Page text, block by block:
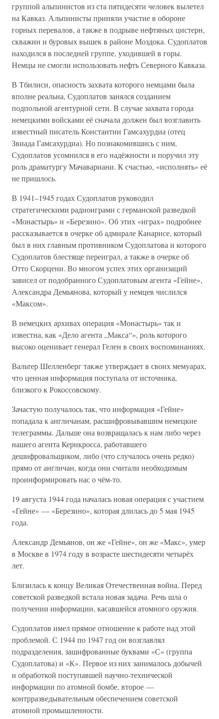
группой альпинистов из ста пятидесяти человек вылетел
на Кавказ. Альпинисты приняли участие в обороне
горных перевалов, а также в подрыве нефтяных цистерн,
скважин и буровых вышек в районе Моздока. Судоплатов
находился в последней группе, уходившей в горы.
Немцы не смогли использовать нефть Северного Кавказа.
В Тбилиси, опасность захвата которого немцами была
вполне реальна, Судоплатов занялся созданием
подпольной агентурной сети. В случае захвата города
немецкими войсками её сначала должен был возглавить
известный писатель Константин Гамсахурдиа (отец
Звиада Гамсахурдиа). Но познакомившись с ним,
Судоплатов усомнился в его надёжности и поручил эту
роль драматургу Мачавариани. К счастью, «исполнять» её
не пришлось.
В 1941–1945 годах Судоплатов руководил
стратегическими радиоиграми с германской разведкой
«Монастырь» и «Березино». Об этих «играх» подробнее
рассказывается в очерке об адмирале Канарисе, который
был в них главным противником Судоплатова и которого
Судоплатов блестяще переиграл, а также в очерке об
Отто Скорцени. Во многом успех этих организаций
зависел от подобранного Судоплатовым агента «Гейне»,
Александра Демьянова, который у немцев числился
«Максом».
В немецких архивах операция «Монастырь» так и
известна, как «Дело агента „Макса“», роль которого
высоко оценивает генерал Гелен в своих воспоминаниях.
Вальтер Шелленберг также утверждает в своих мемуарах,
что ценная информация поступала от источника,
близкого к Рокоссовскому.
Зачастую получалось так, что информация «Гейне»
попадала к англичанам, расшифровывавшим немецкие
телеграммы. Дальше она возвращалась к нам либо через
нашего агента Кернкросса, работавшего
дешифровальщиком, либо (что случалось очень редко)
прямо от англичан, когда они считали необходимым
проинформировать нас о чём-то.
19 августа 1944 года началась новая операция с участием
«Гейне» — «Березино», которая длилась до 5 мая 1945
года.
Александр Демьянов, он же «Гейне», он же «Макс», умер
в Москве в 1974 году в возрасте шестидесяти четырёх
лет.
Близилась к концу Великая Отечественная война. Перед
советской разведкой встала новая задача. Речь шла о
получении информации, касавшейся атомного оружия.
Судоплатов имел прямое отношение к работе над этой
проблемой. С 1944 по 1947 год он возглавлял
подразделения, зашифрованные буквами «С» (группа
Судоплатова) и «К». Первое из них занималось добычей
и обработкой поступавшей научно-технической
информации по атомной бомбе, второе —
контрразведывательным обеспечением советской
атомной промышленности.